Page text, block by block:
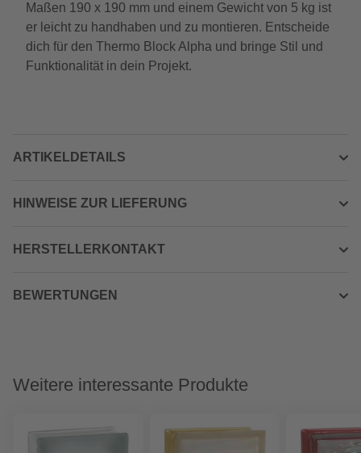
Maßen 190 x 190 mm und einem Gewicht von 5 kg ist
er leicht zu handhaben und zu montieren. Entscheide
dich für den Thermo Block Alpha und bringe Stil und
Funktionalität in dein Projekt.
ARTIKELDETAILS
HINWEISE ZUR LIEFERUNG
HERSTELLERKONTAKT
BEWERTUNGEN
Weitere interessante Produkte